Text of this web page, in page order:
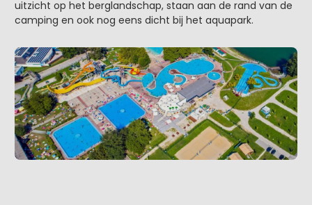
uitzicht op het berglandschap, staan aan de rand van de
camping en ook nog eens dicht bij het aquapark.